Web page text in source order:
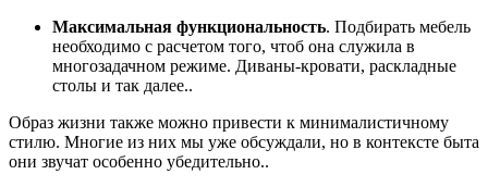
Максимальная функциональность. Подбирать мебель
необходимо с расчетом того, чтоб она служила в
многозадачном режиме. Диваны-кровати, раскладные
столы и так далее..
Образ жизни также можно привести к минималистичному
стилю. Многие из них мы уже обсуждали, но в контексте быта
они звучат особенно убедительно..